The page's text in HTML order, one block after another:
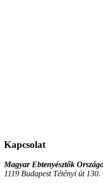
Kapcsolat
Magyar Ebtenyésztők
1119 Budapest Tétényi út 130.